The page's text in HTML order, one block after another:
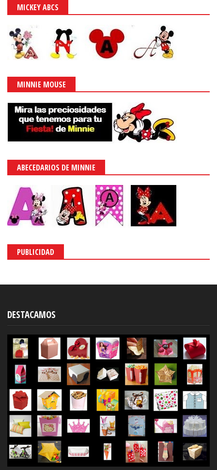
MICKEY ABCS
MINNIE MOUSE
ABECEDARIOS DE MINNIE
PUBLICIDAD
DESTACAMOS